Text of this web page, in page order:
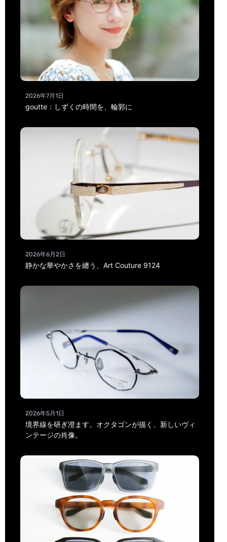
2026年7月1日
goutte：しずくの時間を、輪郭に
2026年6月2日
静かな華やかさを纏う、Art Couture 9124
2026年5月1日
境界線を研ぎ澄ます。オクタゴンが描く、新しいヴィ
ンテージの肖像。